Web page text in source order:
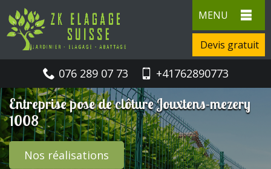
MENU
Devis gratuit
076 289 07 73 +41762890773
Entreprise pose de clôture Jouxtens-mezery
1008
Nos réalisations